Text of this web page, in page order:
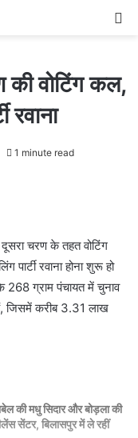
की वोटिंग कल,
रवाना
1 minute read
चरण के तहत वोटिंग
रवाना होना शुरू हो
268 ग्राम पंचायत में चुनाव
जिसमें करीब 3.31 लाख
की मधु सिदार और बोड़ला की
सेंटर, बिलासपुर में ले रहीं